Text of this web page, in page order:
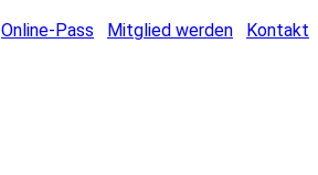
Online-Pass Mitglied werden Kontakt